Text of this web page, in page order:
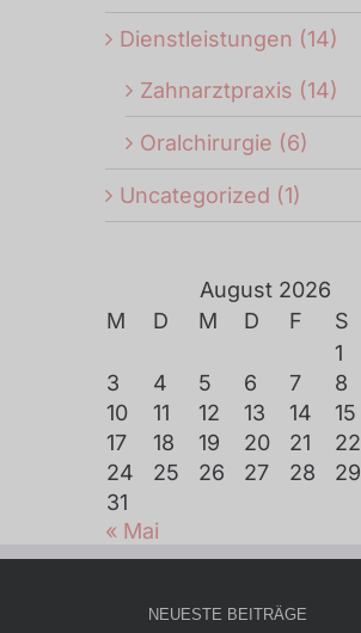
Dienstleistungen (14)
Zahnarztpraxis (14)
Oralchirurgie (6)
Uncategorized (1)
August 2026
M
D M D F S
1
3
4 5 6 7 8
10
11 12 13 14 15
17
18 19 20 21 22
24
25 26 27 28 29
31
« Mai
NEUESTE BEITRÄGE